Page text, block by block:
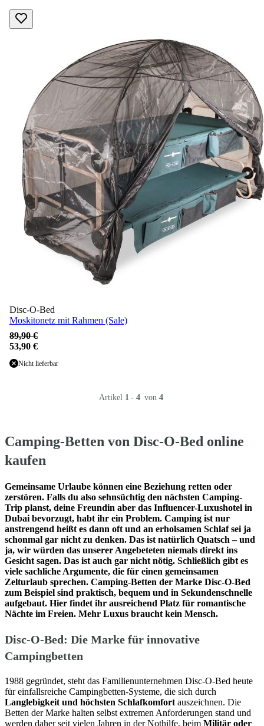
Disc-O-Bed
Moskitonetz mit Rahmen (Sale)
89,90 €
53,90 €
Nicht lieferbar
Artikel 1 - 4 von 4
Camping-Betten von Disc-O-Bed online
kaufen
Gemeinsame Urlaube können eine Beziehung retten oder
zerstören. Falls du also sehnsüchtig den nächsten Camping-
Trip planst, deine Freundin aber das Influencer-Luxushotel in
Dubai bevorzugt, habt ihr ein Problem. Camping ist nur
anstrengend heißt es dann oft und an erholsamen Schlaf sei ja
schonmal gar nicht zu denken. Das ist natürlich Quatsch – und
ja, wir würden das unserer Angebeteten niemals direkt ins
Gesicht sagen. Das ist auch gar nicht nötig. Schließlich gibt es
viele sachliche Argumente, die für einen gemeinsamen
Zelturlaub sprechen. Camping-Betten der Marke Disc-O-Bed
zum Beispiel sind praktisch, bequem und in Sekundenschnelle
aufgebaut. Hier findet ihr ausreichend Platz für romantische
Nächte im Freien. Mehr Luxus braucht kein Mensch.
Disc-O-Bed: Die Marke für innovative
Campingbetten
1988 gegründet, steht das Familienunternehmen Disc-O-Bed heute
für einfallsreiche Campingbetten-Systeme, die sich durch
Langlebigkeit und höchsten Schlafkomfort auszeichnen. Die
Betten der Marke halten selbst extremen Anforderungen stand und
werden daher seit vielen Jahren in der Nothilfe, beim Militär oder